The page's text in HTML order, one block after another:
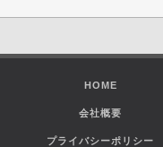
HOME
会社概要
プライバシーポリシー